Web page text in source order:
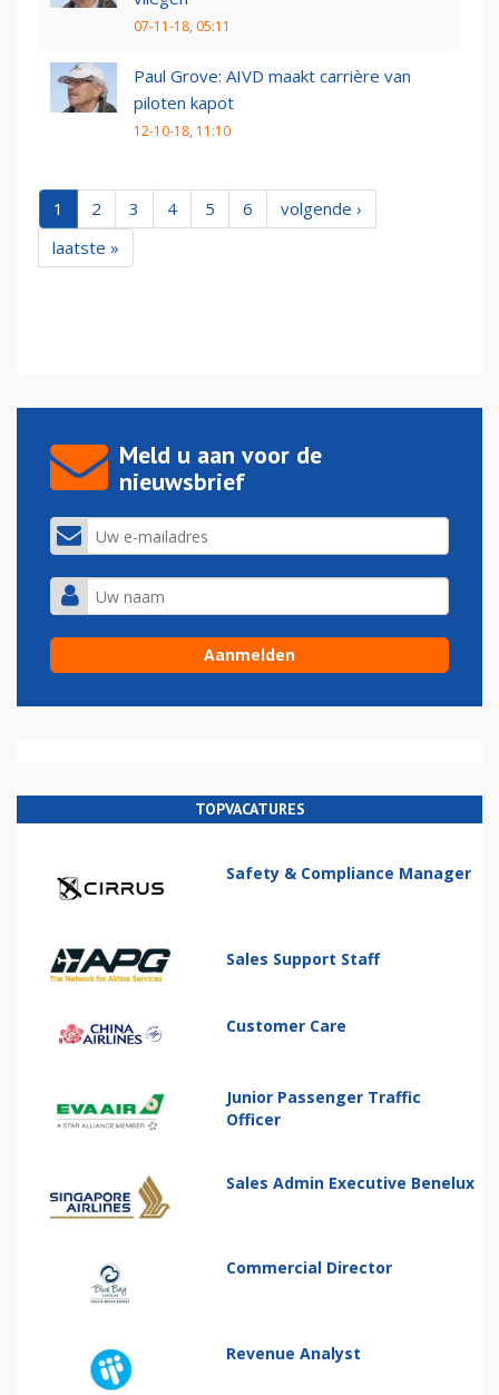
07-11-18, 05:11
Paul Grove: AIVD maakt carrière van
piloten kapot
12-10-18, 11:10
1 2 3 4 5 6
volgende ›
laatste »
Meld u aan voor de
nieuwsbrief
TOPVACATURES
Safety & Compliance Manager
Sales Support Staff
Customer Care
Junior Passenger Traffic
Officer
Sales Admin Executive Benelux
Commercial Director
Revenue Analyst